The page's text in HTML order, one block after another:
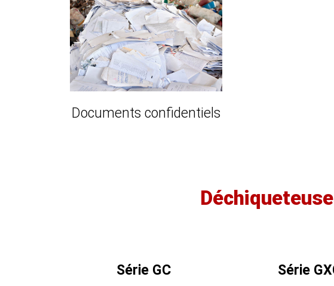
Documents confidentiels
Série GC Série